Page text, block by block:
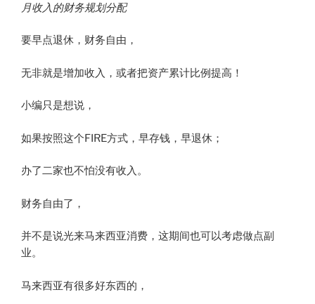
月收入的财务规划分配
要早点退休，财务自由，
无非就是增加收入，或者把资产累计比例提高​！​
小编只是想说，
如果按照这个FIRE方式，早存钱，早退休；
办了二家也不怕没有收入。
财务自由了，
并不是说光来马来西亚消费，这期间也可以考虑做点副
业。
马来西亚有很多好东西的，